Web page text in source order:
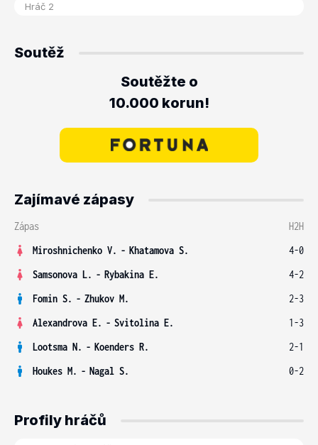
Soutěž
Soutěžte o
10.000 korun!
Zajímavé zápasy
Zápas
H2H
Miroshnichenko V. - Khatamova S.
4-0
Samsonova L. - Rybakina E.
4-2
Fomin S. - Zhukov M.
2-3
Alexandrova E. - Svitolina E.
1-3
Lootsma N. - Koenders R.
2-1
Houkes M. - Nagal S. 0-2
Profily hráčů